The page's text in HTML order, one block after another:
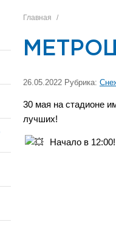
Главная /
26.05.2022 Рубрика:
30 мая на стадионе
лучших!
Начало в